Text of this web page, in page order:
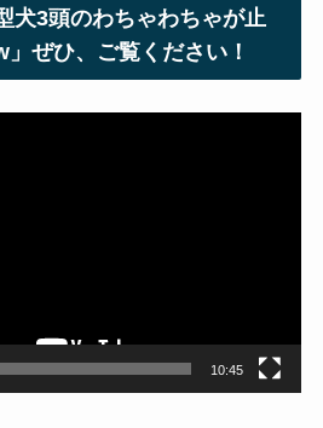
犬3頭のわちゃわちゃが止
ぜひ、ご覧ください！
10:45